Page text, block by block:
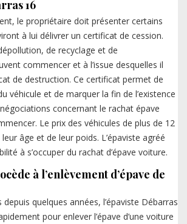
16
le propriétaire doit présenter certains
à lui délivrer un certificat de cession.
de recyclage et de
commencer et à l’issue desquelles il
de destruction. Ce certificat permet de
véhicule et de marquer la fin de l’existence
concernant le rachat épave
Le prix des véhicules de plus de 12
âge et de leur poids. L’épaviste agréé
à s’occuper du rachat d’épave voiture.
à l’enlèvement d’épave de
quelques années, l’épaviste Débarras
pour enlever l’épave d’une voiture